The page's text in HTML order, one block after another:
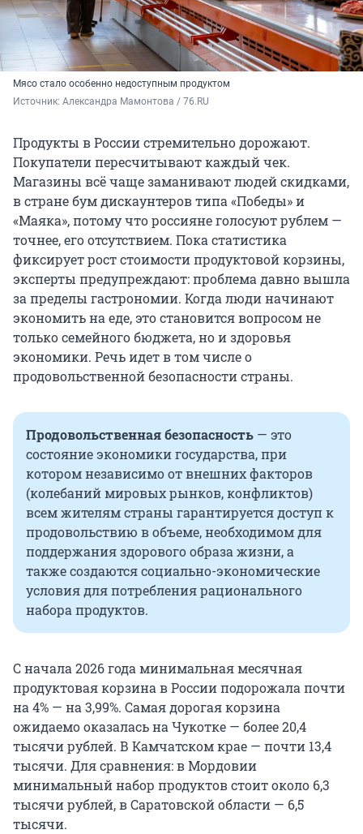
Мясо стало особенно недоступным продуктом
Источник: Александра Мамонтова / 76.RU
Продукты в России стремительно дорожают.
Покупатели пересчитывают каждый чек.
Магазины всё чаще заманивают людей скидками,
в стране бум дискаунтеров типа «Победы» и
«Маяка», потому что россияне голосуют рублем —
точнее, его отсутствием. Пока статистика
фиксирует рост стоимости продуктовой корзины,
эксперты предупреждают: проблема давно вышла
за пределы гастрономии. Когда люди начинают
экономить на еде, это становится вопросом не
только семейного бюджета, но и здоровья
экономики. Речь идет в том числе о
продовольственной безопасности страны.
Продовольственная безопасность — это
состояние экономики государства, при
котором независимо от внешних факторов
(колебаний мировых рынков, конфликтов)
всем жителям страны гарантируется доступ к
продовольствию в объеме, необходимом для
поддержания здорового образа жизни, а
также создаются социально-экономические
условия для потребления рационального
набора продуктов.
С начала 2026 года минимальная месячная
продуктовая корзина в России подорожала почти
на 4% — на 3,99%. Самая дорогая корзина
ожидаемо оказалась на Чукотке — более 20,4
тысячи рублей. В Камчатском крае — почти 13,4
тысячи. Для сравнения: в Мордовии
минимальный набор продуктов стоит около 6,3
тысячи рублей, в Саратовской области — 6,5
тысячи.